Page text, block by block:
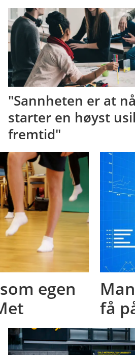
"Sannheten er at nå
starter en høyst
fremtid"
egen
få